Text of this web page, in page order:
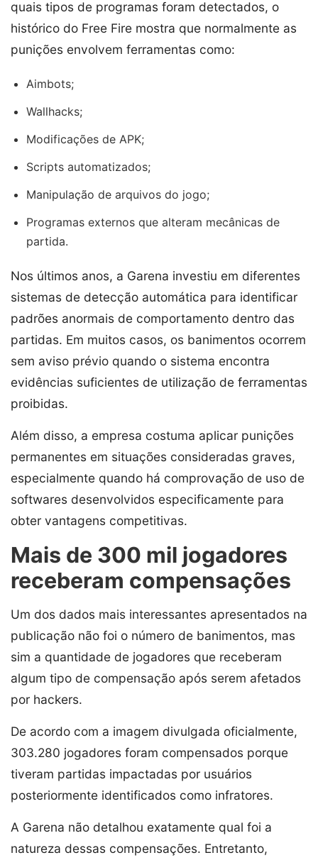
quais tipos de programas foram detectados, o
histórico do Free Fire mostra que normalmente as
punições envolvem ferramentas como:
Aimbots;
Wallhacks;
Modificações de APK;
Scripts automatizados;
Manipulação de arquivos do jogo;
Programas externos que alteram mecânicas de
partida.
Nos últimos anos, a Garena investiu em diferentes
sistemas de detecção automática para identificar
padrões anormais de comportamento dentro das
partidas. Em muitos casos, os banimentos ocorrem
sem aviso prévio quando o sistema encontra
evidências suficientes de utilização de ferramentas
proibidas.
Além disso, a empresa costuma aplicar punições
permanentes em situações consideradas graves,
especialmente quando há comprovação de uso de
softwares desenvolvidos especificamente para
obter vantagens competitivas.
Mais de 300 mil jogadores
receberam compensações
Um dos dados mais interessantes apresentados na
publicação não foi o número de banimentos, mas
sim a quantidade de jogadores que receberam
algum tipo de compensação após serem afetados
por hackers.
De acordo com a imagem divulgada oficialmente,
303.280 jogadores foram compensados porque
tiveram partidas impactadas por usuários
posteriormente identificados como infratores.
A Garena não detalhou exatamente qual foi a
natureza dessas compensações. Entretanto,